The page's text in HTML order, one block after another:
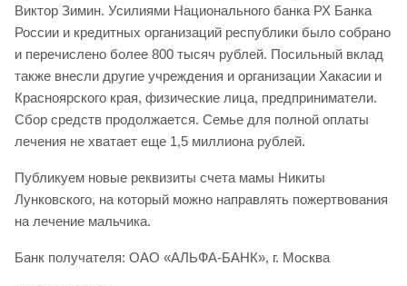
Виктор Зимин. Усилиями Национального банка РХ Банка
России и кредитных организаций республики было собрано
и перечислено более 800 тысяч рублей. Посильный вклад
также внесли другие учреждения и организации Хакасии и
Красноярского края, физические лица, предприниматели.
Сбор средств продолжается. Семье для полной оплаты
лечения не хватает еще 1,5 миллиона рублей.
Публикуем новые реквизиты счета мамы Никиты
Лунковского, на который можно направлять пожертвования
на лечение мальчика.
Банк получателя: ОАО «АЛЬФА-БАНК», г. Москва